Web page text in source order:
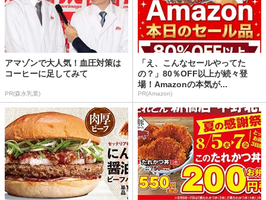
アマゾンで大人気！血圧対策は
コーヒーに足してみて
PR(森永乳業)
「え、こんなセールやってた
の？」80％OFF以上が続々登
場！Amazonの本気が...
PR(Amazon)